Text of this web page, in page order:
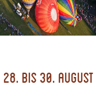
bis 30. August